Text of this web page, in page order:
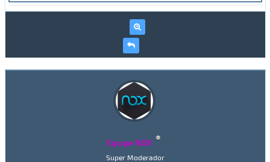
Equipe NOX
Super Moderador